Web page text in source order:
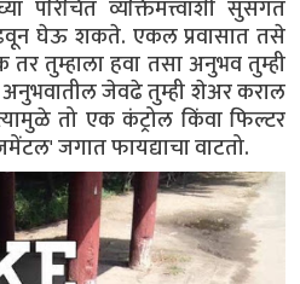
परिचित व्यक्तिमत्त्वाशी सुसंगत
घेऊ शकते. एकल प्रवासात तसे
तुम्हाला हवा तसा अनुभव तुम्ही
जेवढे तुम्ही शेअर कराल
तो एक कंट्रोल किंवा फिल्टर
जगात फायद्याचा वाटतो.